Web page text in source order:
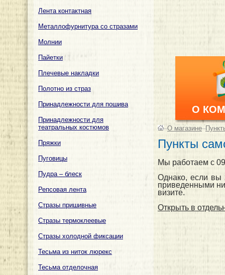
Лента контактная
Металлофурнитура со стразами
Молнии
Пайетки
Плечевые накладки
Полотно из страз
Принадлежности для пошива
Принадлежности для
театральных костюмов
Пряжки
Пуговицы
Пудра – блеск
Репсовая лента
Стразы пришивные
Стразы термоклеевые
Стразы холодной фиксации
Тесьма из ниток люрекс
Тесьма отделочная
О
–О магазине–
Пункты
Мы работаем с
Однако, если вы
приведенными
визите.
Открыть в